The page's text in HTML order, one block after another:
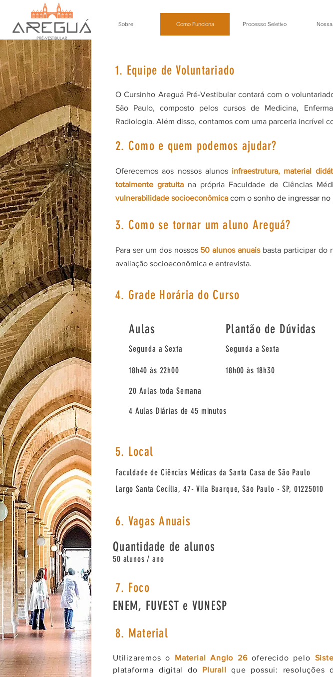
Sobre Como Funciona Processo Seletivo
1. Equipe de Voluntariado
O Cursinho Areguá Pré-Vestibular contará com o
São Paulo, composto pelos cursos de Medicina,
Radiologia. Além disso, contamos com uma parceria incrível
2. Como e quem podemos ajudar?
Oferecemos aos nossos alunos infraestrutura, material
totalmente gratuita na própria Faculdade de Ciências
vulnerabilidade socioeconômica com o sonho de ingressar no
3. Como se tornar um aluno Areguá?
Para ser um dos nossos 50 alunos anuaisbasta participar do
avaliação socioeconômica e entrevista.
4. Grade Horária do Curso
Aulas
Segunda a Sexta
Plantão de Dúvidas
Segunda a Sexta
18h40 às 22h00 18h00 às 18h30
20 Aulas toda Semana
4 Aulas Diárias de 45 minutos
5. Local
Faculdade de Ciências Médicas da Santa Casa de São Paulo
Largo Santa Cecília, 47- Vila Buarque, São Paulo - SP, 01225010
6. Vagas Anuais
Quantidade de alunos
50 alunos / ano
7. Foco
ENEM, FUVEST e VUNESP
8. Material
Utilizaremos o Material Anglo 26oferecido pelo
plataforma digital do Plurallque possui: resoluções